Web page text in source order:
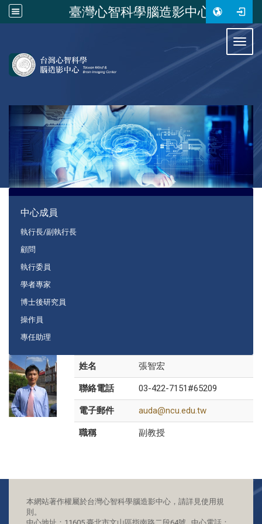
臺灣心智科學腦造影中心
中心成員
執行長/副執行長
顧問
執行委員
學者專家
博士後研究員
操作員
專任助理
姓名 張智宏
聯絡電話 03-422-7151#65209
電子郵件 auda@ncu.edu.tw
職稱 副教授
本網站著作權屬於台灣心智科學腦造影中心，請詳見使用規
則。